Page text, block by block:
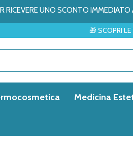
RICEVERE UNO SCONTO IMMEDIATO
🎁 SCOPRI LE SORPRESE DEL
Medicina